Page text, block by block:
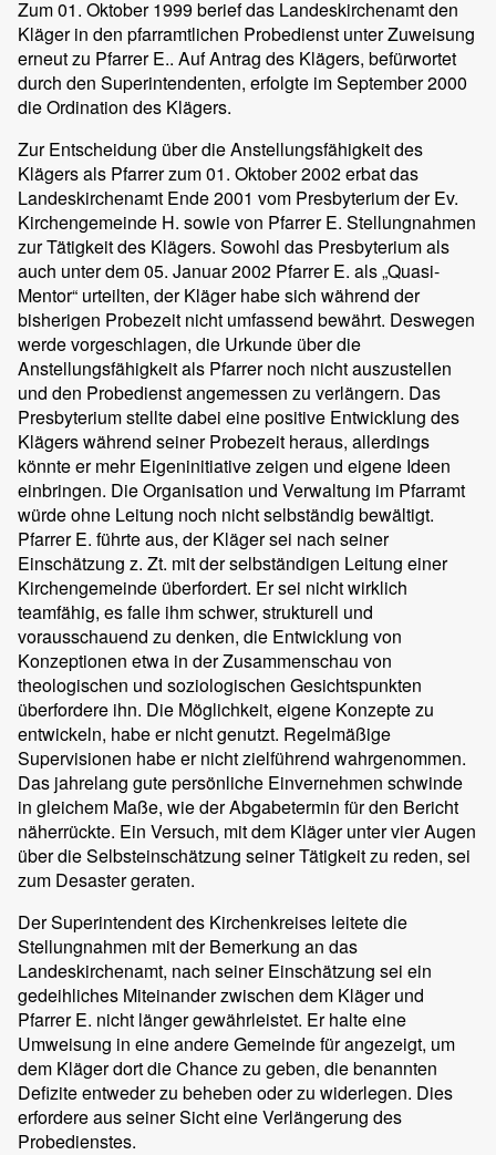
Zum 01. Oktober 1999 berief das Landeskirchenamt den
Kläger in den pfarramtlichen Probedienst unter Zuweisung
erneut zu Pfarrer E.. Auf Antrag des Klägers, befürwortet
durch den Superintendenten, erfolgte im September 2000
die Ordination des Klägers.
Zur Entscheidung über die Anstellungsfähigkeit des
Klägers als Pfarrer zum 01. Oktober 2002 erbat das
Landeskirchenamt Ende 2001 vom Presbyterium der Ev.
Kirchengemeinde H. sowie von Pfarrer E. Stellungnahmen
zur Tätigkeit des Klägers. Sowohl das Presbyterium als
auch unter dem 05. Januar 2002 Pfarrer E. als „Quasi-
Mentor“ urteilten, der Kläger habe sich während der
bisherigen Probezeit nicht umfassend bewährt. Deswegen
werde vorgeschlagen, die Urkunde über die
Anstellungsfähigkeit als Pfarrer noch nicht auszustellen
und den Probedienst angemessen zu verlängern. Das
Presbyterium stellte dabei eine positive Entwicklung des
Klägers während seiner Probezeit heraus, allerdings
könnte er mehr Eigeninitiative zeigen und eigene Ideen
einbringen. Die Organisation und Verwaltung im Pfarramt
würde ohne Leitung noch nicht selbständig bewältigt.
Pfarrer E. führte aus, der Kläger sei nach seiner
Einschätzung z. Zt. mit der selbständigen Leitung einer
Kirchengemeinde überfordert. Er sei nicht wirklich
teamfähig, es falle ihm schwer, strukturell und
vorausschauend zu denken, die Entwicklung von
Konzeptionen etwa in der Zusammenschau von
theologischen und soziologischen Gesichtspunkten
überfordere ihn. Die Möglichkeit, eigene Konzepte zu
entwickeln, habe er nicht genutzt. Regelmäßige
Supervisionen habe er nicht zielführend wahrgenommen.
Das jahrelang gute persönliche Einvernehmen schwinde
in gleichem Maße, wie der Abgabetermin für den Bericht
näherrückte. Ein Versuch, mit dem Kläger unter vier Augen
über die Selbsteinschätzung seiner Tätigkeit zu reden, sei
zum Desaster geraten.
Der Superintendent des Kirchenkreises leitete die
Stellungnahmen mit der Bemerkung an das
Landeskirchenamt, nach seiner Einschätzung sei ein
gedeihliches Miteinander zwischen dem Kläger und
Pfarrer E. nicht länger gewährleistet. Er halte eine
Umweisung in eine andere Gemeinde für angezeigt, um
dem Kläger dort die Chance zu geben, die benannten
Defizite entweder zu beheben oder zu widerlegen. Dies
erfordere aus seiner Sicht eine Verlängerung des
Probedienstes.